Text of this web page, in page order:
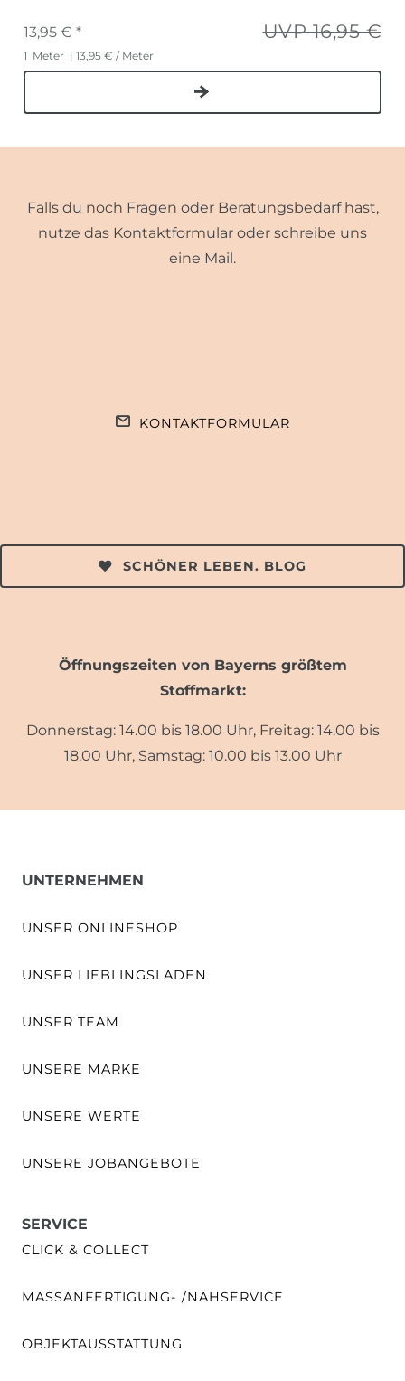
UVP 16,95 €
13,95 € *
1 Meter | 13,95 € / Meter
Falls du noch Fragen oder Beratungsbedarf hast,
nutze das Kontaktformular oder schreibe uns
eine Mail.
KONTAKTFORMULAR
SCHÖNER LEBEN. BLOG
Öffnungszeiten von Bayerns größtem
Stoffmarkt:
Donnerstag: 14.00 bis 18.00 Uhr, Freitag: 14.00 bis
18.00 Uhr, Samstag: 10.00 bis 13.00 Uhr
UNTERNEHMEN
UNSER ONLINESHOP
UNSER LIEBLINGSLADEN
UNSER TEAM
UNSERE MARKE
UNSERE WERTE
UNSERE JOBANGEBOTE
SERVICE
CLICK & COLLECT
MASSANFERTIGUNG- /NÄHSERVICE
OBJEKTAUSSTATTUNG